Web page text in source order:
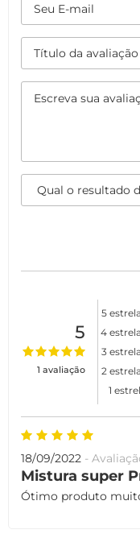
5
1 avaliação
5
4
3
2
1
18/09/2022 -
Mistura super
Ótimo produto